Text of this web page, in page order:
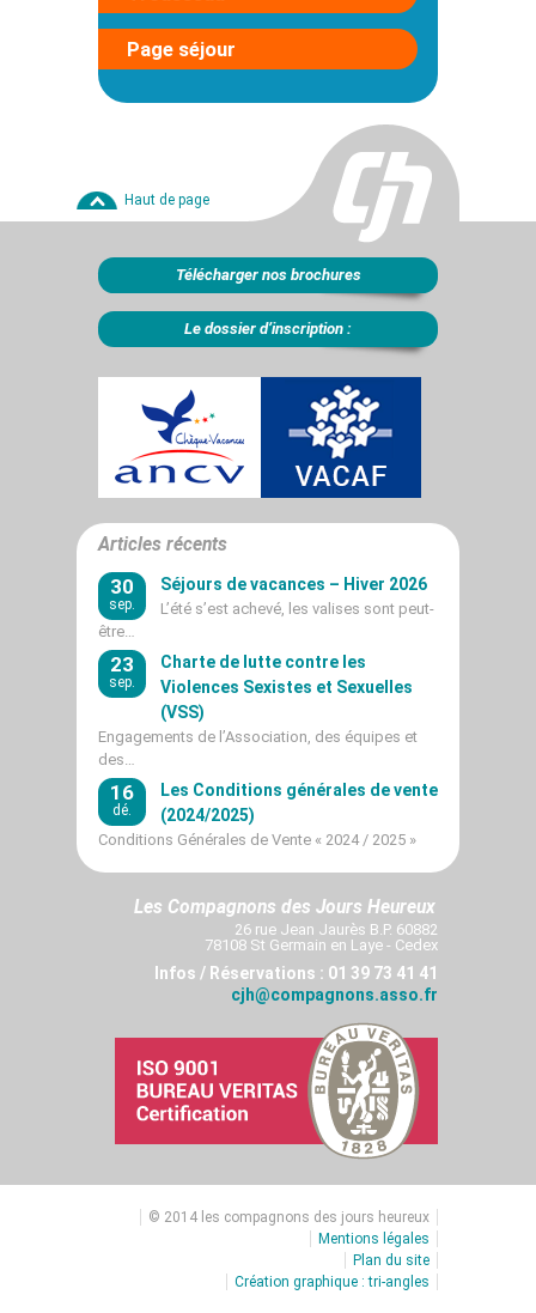
Page séjour
Haut de page
Télécharger nos brochures
Le dossier d’inscription :
Articles récents
30
sep.
Séjours de vacances – Hiver 2026
L’été s’est achevé, les valises sont peut-
être…
23
sep.
Charte de lutte contre les
Violences Sexistes et Sexuelles
(VSS)
Engagements de l’Association, des équipes et
des…
16
dé.
Les Conditions générales de vente
(2024/2025)
Conditions Générales de Vente « 2024 / 2025 »
Les Compagnons des Jours Heureux
26 rue Jean Jaurès B.P. 60882
78108 St Germain en Laye - Cedex
Infos / Réservations : 01 39 73 41 41
cjh@compagnons.asso.fr
© 2014 les compagnons des jours heureux
Mentions légales
Plan du site
Création graphique : tri-angles